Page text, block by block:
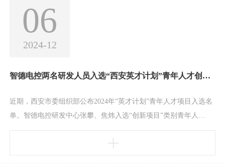
06
2024-12
智德电控两名研发人员入选“西安英才计划”青年人才创新项目
近期，西安市委组织部公布2024年“英才计划”青年人才项目入选名
单。智德电控研发中心张攀、焦炜入选“创新项目”类别青年人
讲话精神，大力实施“人才强市”战略，以更大力度吸引集聚更多科